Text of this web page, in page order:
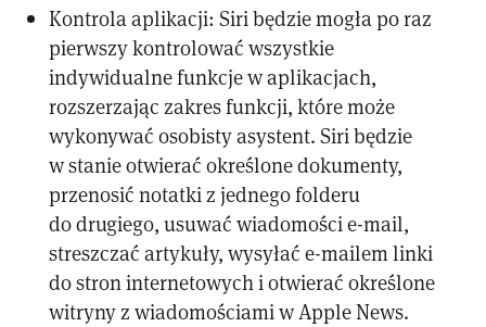
Kontrola aplikacji: Siri będzie mogła po raz
pierwszy kontrolować wszystkie
indywidualne funkcje w aplikacjach,
rozszerzając zakres funkcji, które może
wykonywać osobisty asystent. Siri będzie
w stanie otwierać określone dokumenty,
przenosić notatki z jednego folderu
do drugiego, usuwać wiadomości e-mail,
streszczać artykuły, wysyłać e-mailem linki
do stron internetowych i otwierać określone
witryny z wiadomościami w Apple News.